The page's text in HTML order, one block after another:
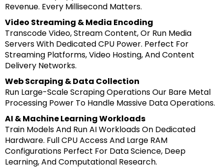
Revenue. Every Millisecond Matters.
Video Streaming & Media Encoding
Transcode Video, Stream Content, Or Run Media
Servers With Dedicated CPU Power. Perfect For
Streaming Platforms, Video Hosting, And Content
Delivery Networks.
Web Scraping & Data Collection
Run Large-Scale Scraping Operations Our Bare Metal
Processing Power To Handle Massive Data Operations.
AI & Machine Learning Workloads
Train Models And Run AI Workloads On Dedicated
Hardware. Full CPU Access And Large RAM
Configurations Perfect For Data Science, Deep
Learning, And Computational Research.